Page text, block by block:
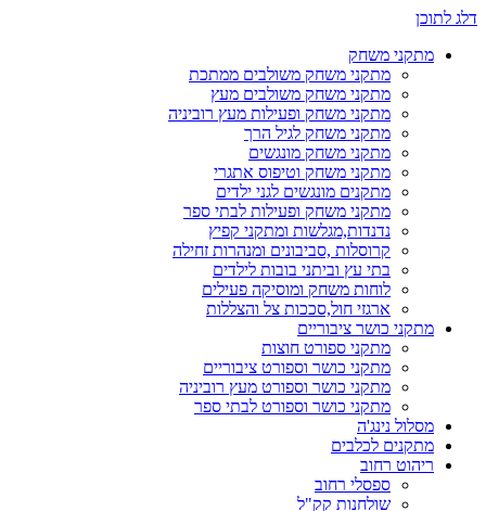
דלג לתוכן
מתקני משחק
מתקני משחק משולבים ממתכת
מתקני משחק משולבים מעץ
מתקני משחק ופעילות מעץ רוביניה
מתקני משחק לגיל הרך
מתקני משחק מונגשים
מתקני משחק וטיפוס אתגרי
מתקנים מונגשים לגני ילדים
מתקני משחק ופעילות לבתי ספר
נדנדות,מגלשות ומתקני קפיץ
קרוסלות ,סביבונים ומנהרות זחילה
בתי עץ וביתני בובות לילדים
לוחות משחק ומוסיקה פעילים
ארגזי חול,סככות צל והצללות
מתקני כושר ציבוריים
מתקני ספורט חוצות
מתקני כושר וספורט ציבוריים
מתקני כושר וספורט מעץ רוביניה
מתקני כושר וספורט לבתי ספר
מסלול נינג'ה
מתקנים לכלבים
ריהוט רחוב
ספסלי רחוב
שולחנות קק"ל